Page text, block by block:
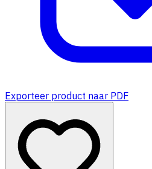
Exporteer product naar PDF